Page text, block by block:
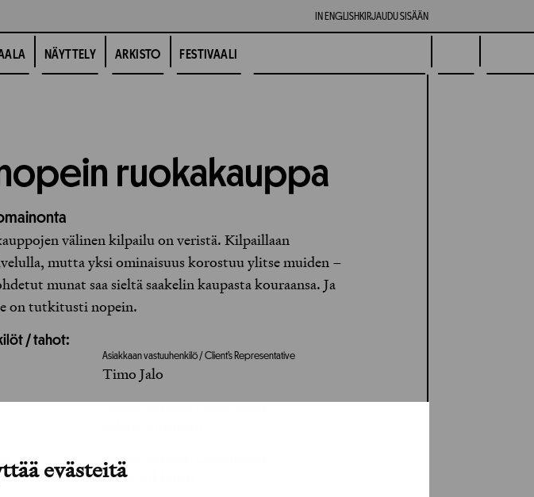
evästeitä
IN ENGLISH KIRJAUDU SISÄÄN
NÄYTTELY ARKISTO FESTIVAALI
ruokakauppa
välinen kilpailu on veristä. Kilpaillaan
mutta yksi ominaisuus korostuu ylitse muiden –
munat saa sieltä saakelin kaupasta kouraansa. Ja
on tutkitusti nopein.
/ tahot:
Asiakkaan vastuuhenkilö / Client’s Representative
Timo Jalo
Graafinen suunnittelija / Graphic Designer
Elina Nikkinen